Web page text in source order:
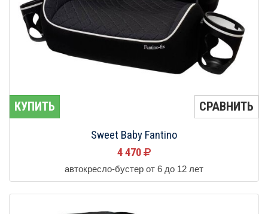
КУПИТЬ СРАВНИТЬ
Sweet Baby Fantino
4 470
автокресло-бустер от 6 до 12 лет